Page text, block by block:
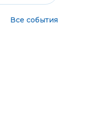
Все события